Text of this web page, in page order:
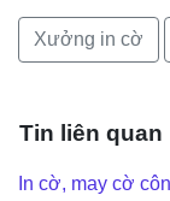
Xưởng in cờ
Tin liên quan
In cờ, may cờ